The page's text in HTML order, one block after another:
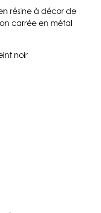
résine à décor de
carrée en métal
noir